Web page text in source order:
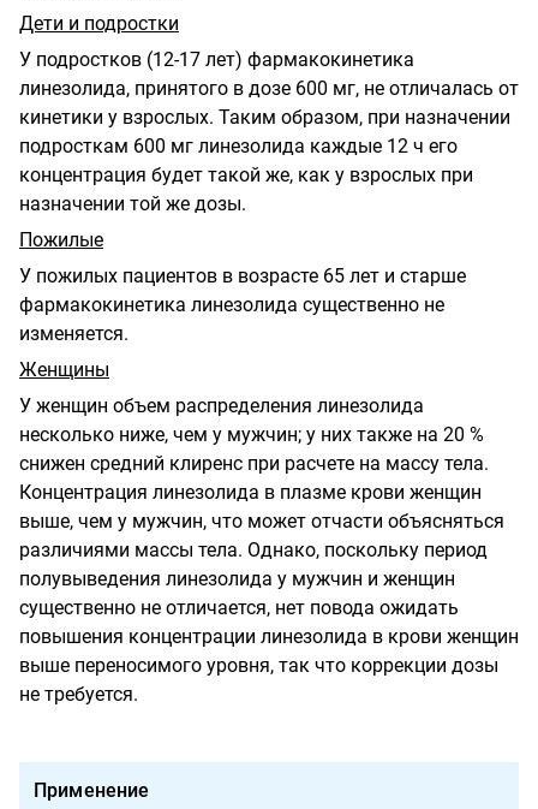
Дети и подростки
У подростков (12-17 лет) фармакокинетика
линезолида, принятого в дозе 600 мг, не отличалась от
кинетики у взрослых. Таким образом, при назначении
подросткам 600 мг линезолида каждые 12 ч его
концентрация будет такой же, как у взрослых при
назначении той же дозы.
Пожилые
У пожилых пациентов в возрасте 65 лет и старше
фармакокинетика линезолида существенно не
изменяется.
Женщины
У женщин объем распределения линезолида
несколько ниже, чем у мужчин; у них также на 20 %
снижен средний клиренс при расчете на массу тела.
Концентрация линезолида в плазме крови женщин
выше, чем у мужчин, что может отчасти объясняться
различиями массы тела. Однако, поскольку период
полувыведения линезолида у мужчин и женщин
существенно не отличается, нет повода ожидать
повышения концентрации линезолида в крови женщин
выше переносимого уровня, так что коррекции дозы
не требуется.
Применение